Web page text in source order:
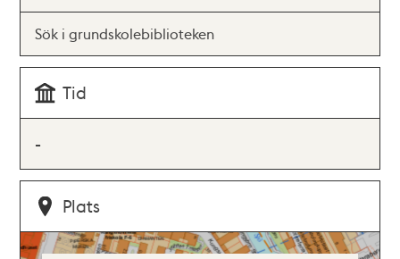
Sök i grundskolebiblioteken
Tid
-
Plats